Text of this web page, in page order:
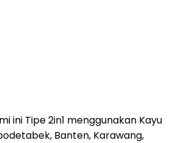
ini Tipe 2in1 menggunakan Kayu
Banten, Karawang,